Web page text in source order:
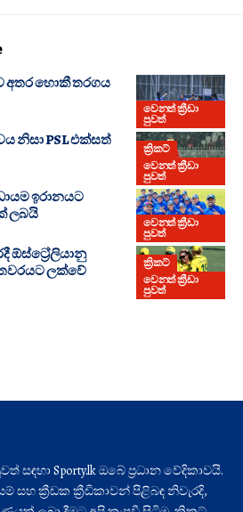
වෙනත් ක්‍රීඩා
පුවත්
අතර හොකී තරගය
ක්‍රිකට්
වෙනත් ක්‍රීඩා
පුවත්
නිසා PSL එක්සත්
වෙනත් ක්‍රීඩා
පුවත්
ඉරානයට
ලබයි
ක්‍රිකට්
වෙනත් ක්‍රීඩා
පුවත්
ඕස්ට්‍රේලියානු
ලක්වේ
සඳහා Sporty.lk ඔබේ ප්‍රධාන වේදිකාවයි.
සහ ක්‍රීඩක ක්‍රීඩිකාවන් පිළිබඳ නිවැරදි,